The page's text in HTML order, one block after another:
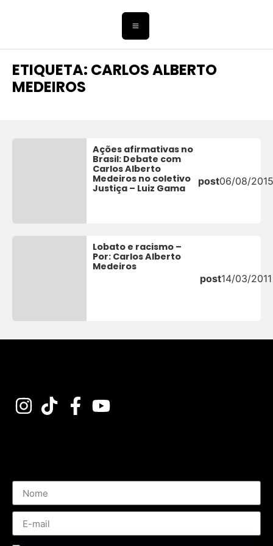
ETIQUETA: CARLOS ALBERTO
MEDEIROS
Ações afirmativas no
Brasil: Debate com
Carlos Alberto
Medeiros no coletivo
Justiça – Luiz Gama
post06/08/
Lobato e racismo –
Por: Carlos Alberto
Medeiros
post14/03/2011